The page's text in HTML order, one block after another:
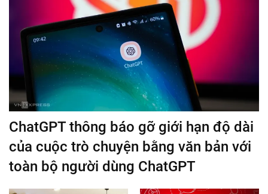
ChatGPT thông báo gỡ giới hạn độ dài
của cuộc trò chuyện bằng văn bản với
toàn bộ người dùng ChatGPT